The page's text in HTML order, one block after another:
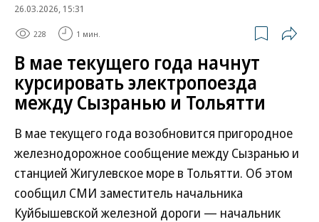
26.03.2026, 15:31
228 1 мин.
В мае текущего года начнут
курсировать электропоезда
между Сызранью и Тольятти
В мае текущего года возобновится пригородное
железнодорожное сообщение между Сызранью и
станцией Жигулевское море в Тольятти. Об этом
сообщил СМИ заместитель начальника
Куйбышевской железной дороги — начальник